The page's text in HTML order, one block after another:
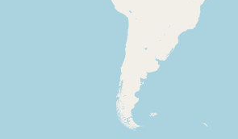
7 rollen van Steven Seagal
Redelijk slecht weer
In vogelvlucht